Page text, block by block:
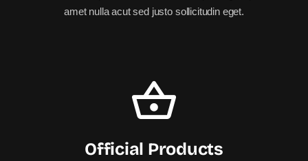
amet nulla acut sed justo sollicitudin eget.
Official Products